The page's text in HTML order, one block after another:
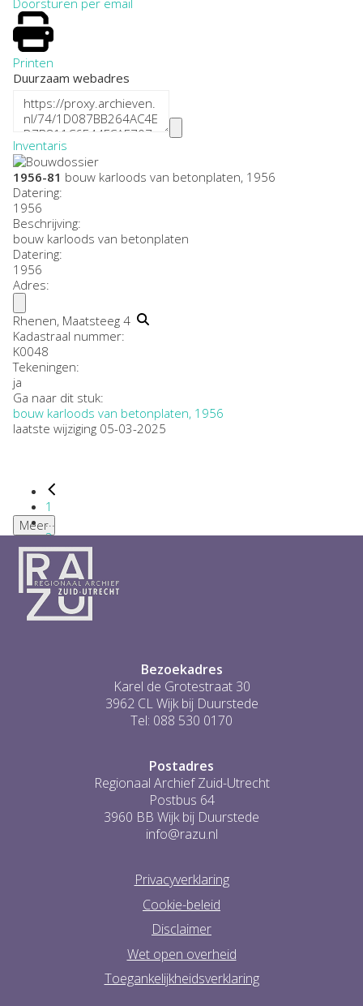
Printen
Duurzaam webadres
Inventaris
1956-81 bouw karloods van betonplaten, 1956
Datering:
1956
Beschrijving:
bouw karloods van betonplaten
Datering:
1956
Adres:
Rhenen, Maatsteeg 4
Kadastraal nummer:
K0048
Tekeningen:
ja
Ga naar dit stuk:
bouw karloods van betonplaten, 1956
laatste wijziging 05-03-2025
1
...
2
3
4
5
6
...
Meer
Bezoekadres
Karel de Grotestraat 30
3962 CL Wijk bij Duurstede
Tel: 088 530 0170
Postadres
Regionaal Archief Zuid-Utrecht
Postbus 64
3960 BB Wijk bij Duurstede
info@razu.nl
Privacyverklaring
Cookie-beleid
Disclaimer
Wet open overheid
Toegankelijkheidsverklaring